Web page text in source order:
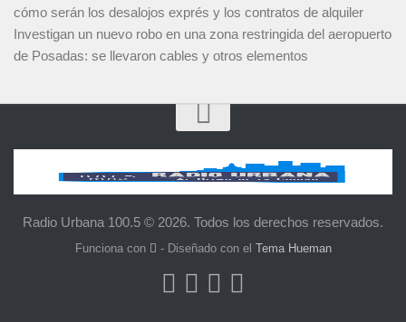
cómo serán los desalojos exprés y los contratos de alquiler
Investigan un nuevo robo en una zona restringida del aeropuerto
de Posadas: se llevaron cables y otros elementos
Radio Urbana 100.5 © 2026. Todos los derechos reservados.
Funciona con - Diseñado con el Tema Hueman